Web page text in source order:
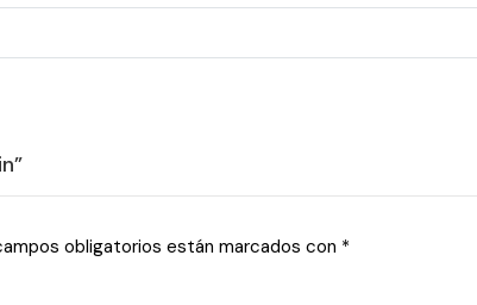
obligatorios están marcados con *